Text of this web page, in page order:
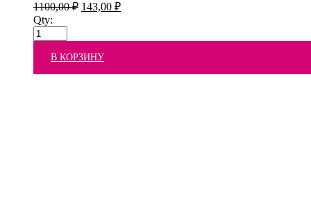
1100,00₽ 143,00 ₽
Qty:
В КОРЗИНУ